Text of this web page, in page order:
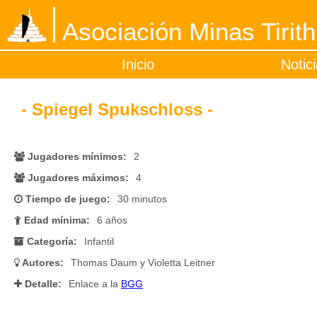
Asociación Minas Tirith
Inicio
- Spiegel Spukschloss -
Jugadores mínimos:
2
Jugadores máximos:
4
Tiempo de juego:
30 minutos
Edad mínima:
6 años
Categoría:
Infantil
Autores:
Thomas Daum y Violetta Leitner
Detalle:
Enlace a la BGG